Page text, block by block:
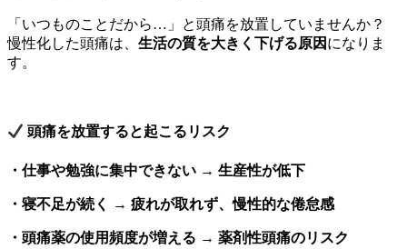
「いつものことだから…」と頭痛を放置していませんか？
慢性化した頭痛は、 生活の質を大きく下げる原因 になりま
す。
頭痛を放置すると起こるリスク
・仕事や勉強に集中できない → 生産性が低下
・寝不足が続く → 疲れが取れず、慢性的な倦怠感
・頭痛薬の使用頻度が増える → 薬剤性頭痛のリスク